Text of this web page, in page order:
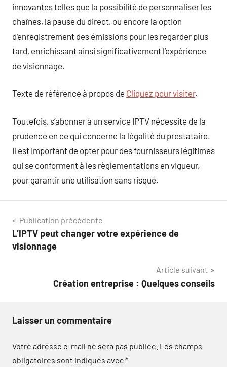
innovantes telles que la possibilité de personnaliser les
chaînes, la pause du direct, ou encore la option
d’enregistrement des émissions pour les regarder plus
tard, enrichissant ainsi significativement l’expérience
de visionnage.
Texte de référence à propos de Cliquez pour visiter.
Toutefois, s’abonner à un service IPTV nécessite de la
prudence en ce qui concerne la légalité du prestataire.
Il est important de opter pour des fournisseurs légitimes
qui se conforment à les règlementations en vigueur,
pour garantir une utilisation sans risque.
Navigation
de
Publication précédente
L’IPTV peut changer votre expérience de
visionnage
Article suivant
Création entreprise : Quelques conseils
Laisser un commentaire
Votre adresse e-mail ne sera pas publiée. Les champs
obligatoires sont indiqués avec*